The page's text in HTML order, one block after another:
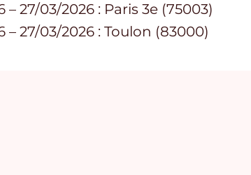
– 27/03/2026 : Paris 3e (75003)
– 27/03/2026 : Toulon (83000)